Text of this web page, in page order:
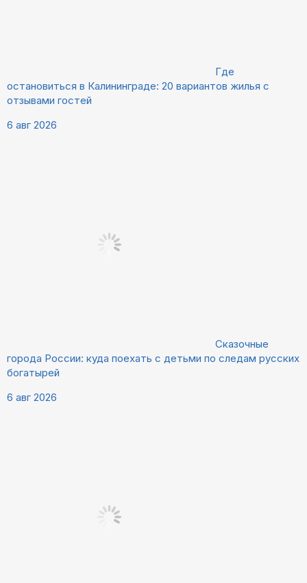
Где
остановиться в Калининграде: 20 вариантов жилья с
отзывами гостей
6 авг 2026
Сказочные
города России: куда поехать с детьми по следам русских
богатырей
6 авг 2026